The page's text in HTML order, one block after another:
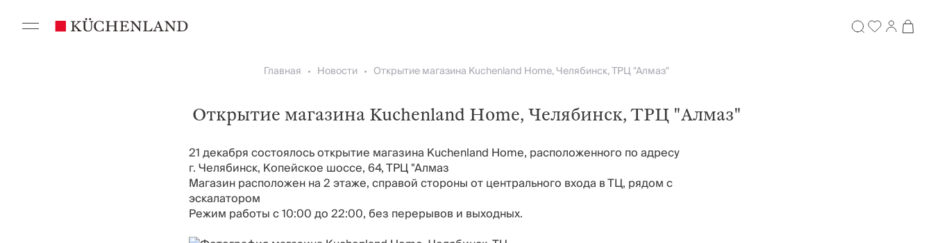
Главная Новости Открытие магазина Kuchenland Home, Челябинск, ТРЦ "Алмаз"
Открытие магазина Kuchenland Home, Челябинск, ТРЦ "Алмаз"
21 декабря состоялось открытие магазина Kuchenland Home, расположенного по адресу
г. Челябинск, Копейское шоссе, 64, ТРЦ "Алмаз
Магазин расположен на 2 этаже, справой стороны от центрального входа в ТЦ, рядом с
эскалатором
Режим работы с 10:00 до 22:00, без перерывов и выходных.